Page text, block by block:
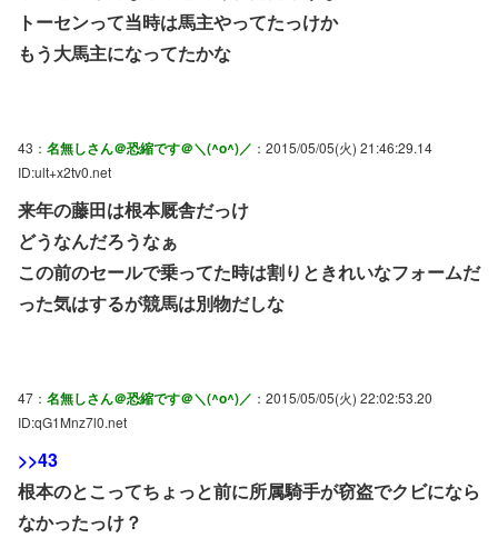
トーセンって当時は馬主やってたっけか
もう大馬主になってたかな
43： 名無しさん＠恐縮です＠＼(^o^)／ ：2015/05/05(火) 21:46:29.14
ID:ult+x2tv0.net
来年の藤田は根本厩舎だっけ
どうなんだろうなぁ
この前のセールで乗ってた時は割りときれいなフォームだ
った気はするが競馬は別物だしな
47： 名無しさん＠恐縮です＠＼(^o^)／ ：2015/05/05(火) 22:02:53.20
ID:qG1Mnz7l0.net
>>43
根本のとこってちょっと前に所属騎手が窃盗でクビになら
なかったっけ？